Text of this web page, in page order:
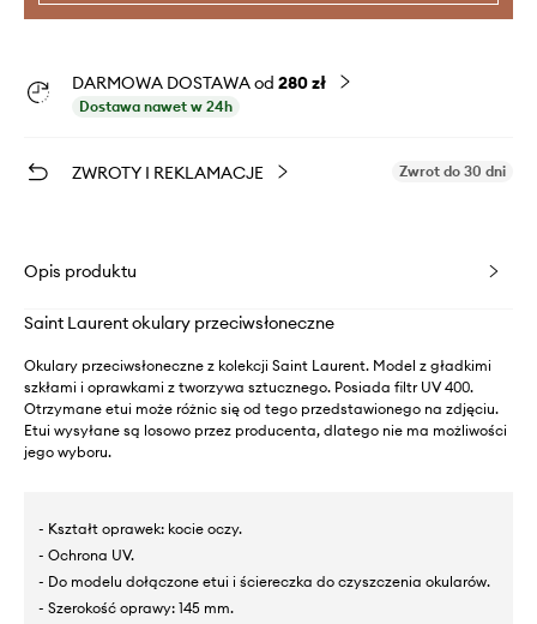
DARMOWA DOSTAWA od 280 zł
Dostawa nawet w 24h
ZWROTY I REKLAMACJE Zwrot do 30 dni
Opis produktu
Saint Laurent okulary przeciwsłoneczne
Okulary przeciwsłoneczne z kolekcji Saint Laurent. Model z gładkimi
szkłami i oprawkami z tworzywa sztucznego. Posiada filtr UV 400.
Otrzymane etui może różnic się od tego przedstawionego na zdjęciu.
Etui wysyłane są losowo przez producenta, dlatego nie ma możliwości
jego wyboru.
- Kształt oprawek: kocie oczy.
- Ochrona UV.
- Do modelu dołączone etui i ściereczka do czyszczenia okularów.
- Szerokość oprawy: 145 mm.